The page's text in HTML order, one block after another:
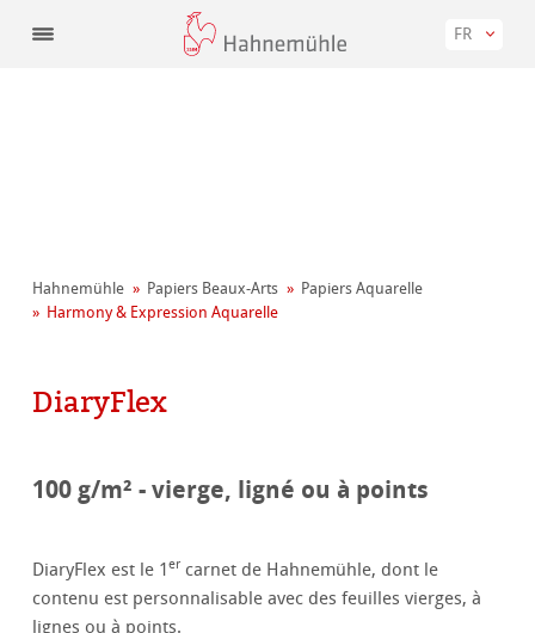
FR
Hahnemühle Papiers Beaux-Arts
Papiers Aquarelle
Harmony & Expression Aquarelle
DiaryFlex
100 g/m² - vierge, ligné ou à points
DiaryFlex est le 1er carnet de Hahnemühle, dont le
contenu est personnalisable avec des feuilles vierges, à
lignes ou à points.